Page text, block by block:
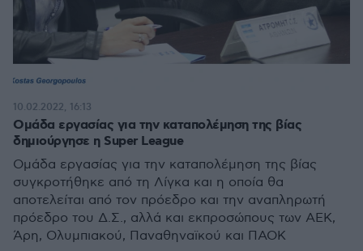
Ομάδα εργασίας για την καταπολέμηση της βίας
δημιούργησε η Super League
Ομάδα εργασίας για την καταπολέμηση της βίας
συγκροτήθηκε από τη Λίγκα και η οποία θα
αποτελείται από τον πρόεδρο και την αναπληρωτή
πρόεδρο του Δ.Σ., αλλά και εκπροσώπους των ΑΕΚ,
Άρη, Ολυμπιακού, Παναθηναϊκού και ΠΑΟΚ
10.02.2022, 16:13